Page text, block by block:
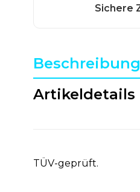
Beschreibung
Artikeldetails
TÜV-geprüft.